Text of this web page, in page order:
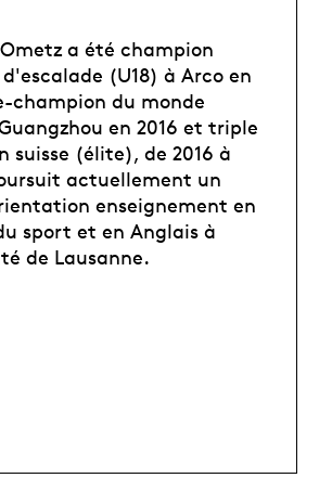
a été champion
d'escalade (U18) à Arco en
champion du monde
en 2016 et triple
suisse (élite), de 2016 à
actuellement un
enseignement en
sport et en Anglais à
de Lausanne.